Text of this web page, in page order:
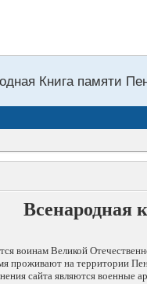
Книга памяти
Всенародная
воинам Великой
проживают на территории
сайта являются военные